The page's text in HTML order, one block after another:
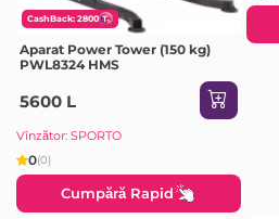
CashBack: 2800
Aparat Power Tower (150 kg)
PWL8324 HMS
5600 L
Vînzător: SPORTO
0(0)
Cumpără Rapid